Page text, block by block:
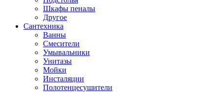
Шкафы пеналы
Другое
Сантехника
Ванны
Смесители
Умывальники
Унитазы
Мойки
Инсталяции
Полотенцесушители